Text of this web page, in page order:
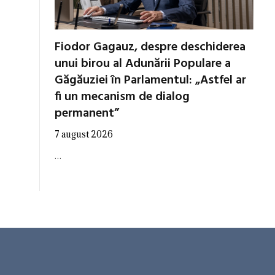
Fiodor Gagauz, despre deschiderea
unui birou al Adunării Populare a
Găgăuziei în Parlamentul: „Astfel ar
fi un mecanism de dialog
permanent”
7 august 2026
…